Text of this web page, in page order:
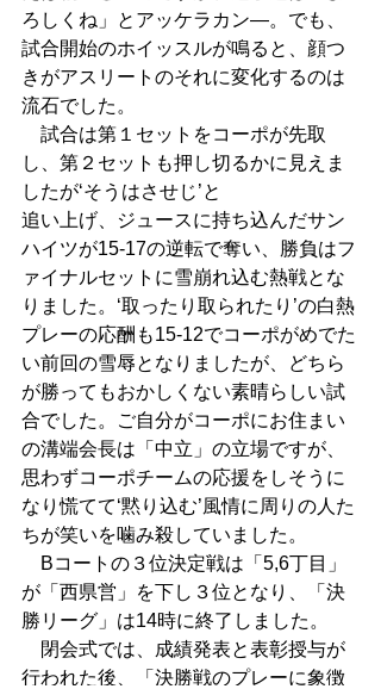
ろしくね」とアッケラカン―。でも、
試合開始のホイッスルが鳴ると、顔つ
きがアスリートのそれに変化するのは
流石でした。
試合は第１セットをコーポが先取
し、第２セットも押し切るかに見えま
したが‘そうはさせじ’と
追い上げ、ジュースに持ち込んだサン
ハイツが15-17の逆転で奪い、勝負はフ
ァイナルセットに雪崩れ込む熱戦とな
りました。‘取ったり取られたり’の白熱
プレーの応酬も15-12でコーポがめでた
い前回の雪辱となりましたが、どちら
が勝ってもおかしくない素晴らしい試
合でした。ご自分がコーポにお住まい
の溝端会長は「中立」の立場ですが、
思わずコーポチームの応援をしそうに
なり慌てて‘黙り込む’風情に周りの人た
ちが笑いを噛み殺していました。
Bコートの３位決定戦は「5,6丁目」
が「西県営」を下し３位となり、「決
勝リーグ」は14時に終了しました。
閉会式では、成績発表と表彰授与が
行われた後、「決勝戦のプレーに象徴